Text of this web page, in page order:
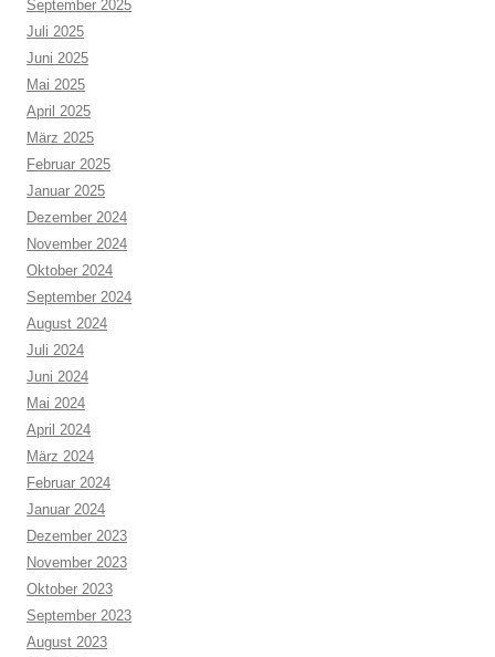
September 2025
Juli 2025
Juni 2025
Mai 2025
April 2025
März 2025
Februar 2025
Januar 2025
Dezember 2024
November 2024
Oktober 2024
September 2024
August 2024
Juli 2024
Juni 2024
Mai 2024
April 2024
März 2024
Februar 2024
Januar 2024
Dezember 2023
November 2023
Oktober 2023
September 2023
August 2023